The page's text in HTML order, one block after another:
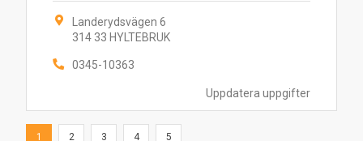
Uppdatera uppgifter
Landerydsvägen 6
314 33 HYLTEBRUK
0345-10363
1 2 3 4 5